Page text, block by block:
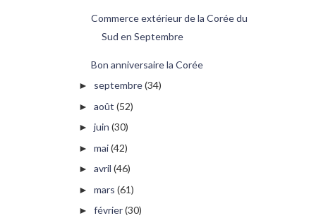
Commerce extérieur de la Corée du
Sud en Septembre
Bon anniversaire la Corée
► septembre(34)
► août (52)
► juin (30)
► mai(42)
► avril (46)
► mars (61)
► février(30)